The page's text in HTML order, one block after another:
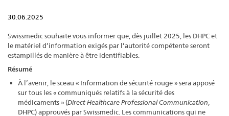
30.06.2025
Swissmedic souhaite vous informer que, dès juillet 2025, les DHPC et
le matériel d’information exigés par l’autorité compétente seront
estampillés de manière à être identifiables.
Résumé
À l’avenir, le sceau « Information de sécurité rouge » sera apposé
sur tous les « communiqués relatifs à la sécurité des
médicaments » (Direct Healthcare Professional Communication
DHPC) approuvés par Swissmedic. Les communications qui ne